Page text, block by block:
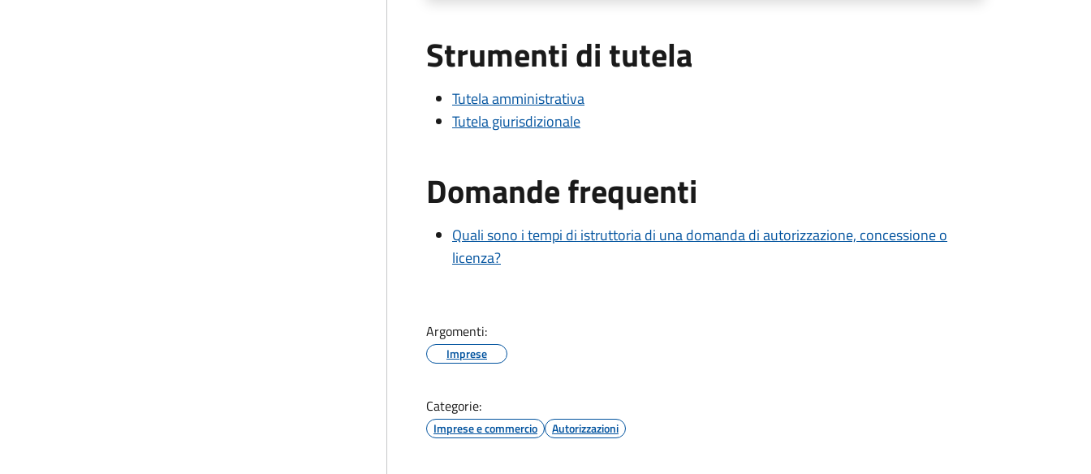
Strumenti di tutela
Tutela amministrativa
Tutela giurisdizionale
Domande frequenti
Quali sono i tempi di istruttoria di una domanda di autorizzazione, concessione o
licenza?
Argomenti:
Imprese
Categorie:
Imprese e commercio Autorizzazioni